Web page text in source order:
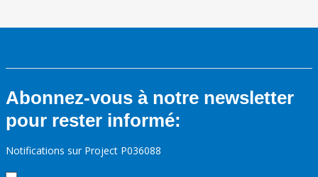
Abonnez-vous à notre newsletter
pour rester informé:
Notifications sur Project P036088